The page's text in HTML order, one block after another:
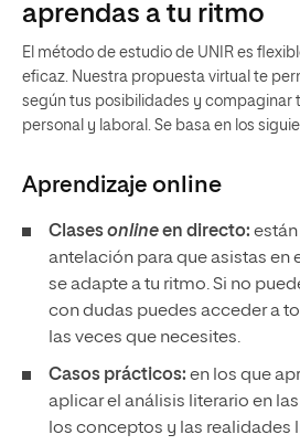
aprendas a tu ritmo
El método de estudio de UNIR es
eficaz. Nuestra propuesta virtual te
según tus posibilidades y compaginar
personal y laboral. Se basa en los
Aprendizaje online
Clasesonlineen directo:
antelación para que asistas en
se adapte a tu ritmo. Si no
con dudas puedes acceder a
las veces que necesites.
Casos prácticos: en los que
aplicar el análisis literario en
los conceptos y las realidades